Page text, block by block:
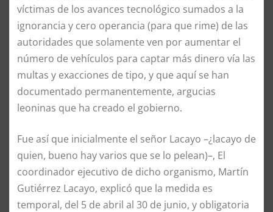
víctimas de los avances tecnológico sumados a la
ignorancia y cero operancia (para que rime) de las
autoridades que solamente ven por aumentar el
número de vehículos para captar más dinero vía las
multas y exacciones de tipo, y que aquí se han
documentado permanentemente, argucias
leoninas que ha creado el gobierno.
Fue así que inicialmente el señor Lacayo –¿lacayo de
quien, bueno hay varios que se lo pelean)–, El
coordinador ejecutivo de dicho organismo, Martín
Gutiérrez Lacayo, explicó que la medida es
temporal, del 5 de abril al 30 de junio, y obligatoria